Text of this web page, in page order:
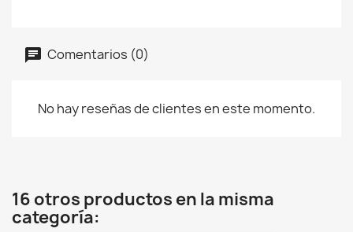
Comentarios (0)
No hay reseñas de clientes en este momento.
16 otros productos en la misma
categoría: